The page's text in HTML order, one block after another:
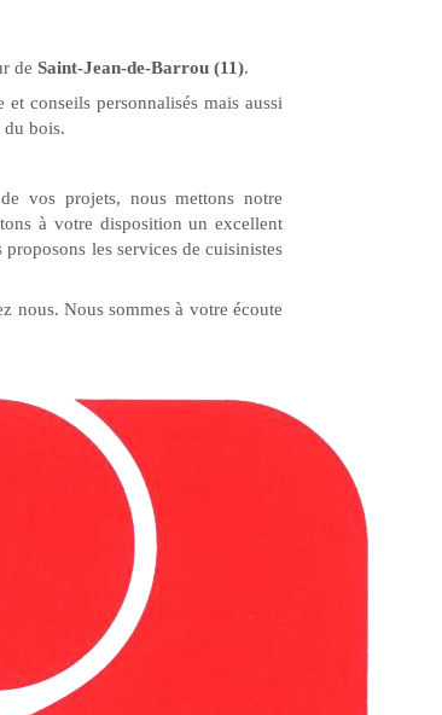
de Saint-Jean-de-Barrou (11).
conseils personnalisés mais aussi
du bois.
vos projets, nous mettons notre
à votre disposition un excellent
les services de cuisinistes
nous. Nous sommes à votre écoute